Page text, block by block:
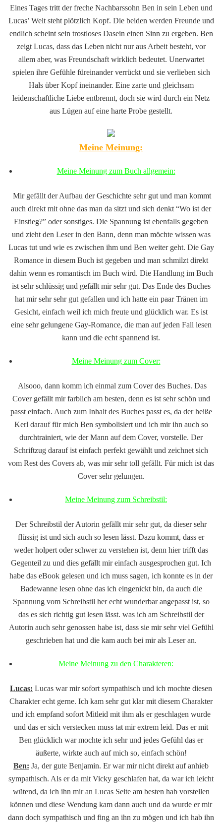
Eines Tages tritt der freche Nachbarssohn Ben in sein Leben und
Lucas’ Welt steht plötzlich Kopf. Die beiden werden Freunde und
endlich scheint sein trostloses Dasein einen Sinn zu ergeben. Ben
zeigt Lucas, dass das Leben nicht nur aus Arbeit besteht, vor
allem aber, was Freundschaft wirklich bedeutet. Unerwartet
spielen ihre Gefühle füreinander verrückt und sie verlieben sich
Hals über Kopf ineinander. Eine zarte und gleichsam
leidenschaftliche Liebe entbrennt, doch sie wird durch ein Netz
aus Lügen auf eine harte Probe gestellt.
Meine Meinung:
Meine Meinung zum Buch allgemein:
Mir gefällt der Aufbau der Geschichte sehr gut und man kommt
auch direkt mit ohne das man da sitzt und sich denkt “Wo ist der
Einstieg?” oder sonstiges. Die Spannung ist ebenfalls gegeben
und zieht den Leser in den Bann, denn man möchte wissen was
Lucas tut und wie es zwischen ihm und Ben weiter geht. Die Gay
Romance in diesem Buch ist gegeben und man schmilzt direkt
dahin wenn es romantisch im Buch wird. Die Handlung im Buch
ist sehr schlüssig und gefällt mir sehr gut. Das Ende des Buches
hat mir sehr sehr gut gefallen und ich hatte ein paar Tränen im
Gesicht, einfach weil ich mich freute und glücklich war. Es ist
eine sehr gelungene Gay-Romance, die man auf jeden Fall lesen
kann und die echt spannend ist.
Meine Meinung zum Cover:
Alsooo, dann komm ich einmal zum Cover des Buches. Das
Cover gefällt mir farblich am besten, denn es ist sehr schön und
passt einfach. Auch zum Inhalt des Buches passt es, da der heiße
Kerl darauf für mich Ben symbolisiert und ich mir ihn auch so
durchtrainiert, wie der Mann auf dem Cover, vorstelle. Der
Schriftzug darauf ist einfach perfekt gewählt und zeichnet sich
vom Rest des Covers ab, was mir sehr toll gefällt. Für mich ist das
Cover sehr gelungen.
Meine Meinung zum Schreibstil:
Der Schreibstil der Autorin gefällt mir sehr gut, da dieser sehr
flüssig ist und sich auch so lesen lässt. Dazu kommt, dass er
weder holpert oder schwer zu verstehen ist, denn hier trifft das
Gegenteil zu und dies gefällt mir einfach ausgesprochen gut. Ich
habe das eBook gelesen und ich muss sagen, ich konnte es in der
Badewanne lesen ohne das ich eingenickt bin, da auch die
Spannung vom Schreibstil her echt wunderbar angepasst ist, so
das es sich richtig gut lesen lässt. was ich am Schreibstil der
Autorin auch sehr genossen habe ist, dass sie mir sehr viel Gefühl
geschrieben hat und die kam auch bei mir als Leser an.
Meine Meinung zu den Charakteren:
Lucas: Lucas war mir sofort sympathisch und ich mochte diesen
Charakter echt gerne. Ich kam sehr gut klar mit diesem Charakter
und ich empfand sofort Mitleid mit ihm als er geschlagen wurde
und das er sich verstecken muss tat mir extrem leid. Das er mit
Ben glücklich war mochte ich sehr und jedes Gefühl das er
äußerte, wirkte auch auf mich so, einfach schön!
Ben: Ja, der gute Benjamin. Er war mir nicht direkt auf anhieb
sympathisch. Als er da mit Vicky geschlafen hat, da war ich leicht
wütend, da ich ihn mir an Lucas Seite am besten hab vorstellen
können und diese Wendung kam dann auch und da wurde er mir
dann doch sympathisch und fing an ihn zu mögen und ich hab ihn